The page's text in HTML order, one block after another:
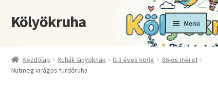
Ugrás
a
Kilépés
a
Kölyökruha Menü
Fiókom
Kezdőlap Ruhák lányoknak 0-3 éves korig
86-os méret
Nutmeg virágos fürdőruha